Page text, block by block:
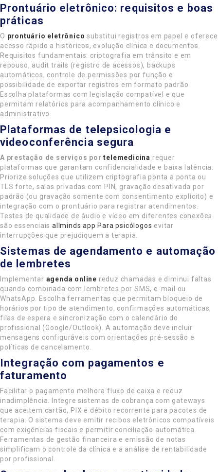
Prontuário eletrônico: requisitos e boas
práticas
O prontuário eletrônico substitui registros em papel e oferece
acesso rápido a históricos, evolução clínica e documentos.
Requisitos fundamentais: criptografia em trânsito e em
repouso, audit trails (registro de acessos), backups
automáticos, controle de permissões por função e
possibilidade de exportar registros em formato padrão.
Escolha plataformas com legislação compatível e que
permitam relatórios para acompanhamento clínico e
administrativo.
Plataformas de telepsicologia e
videoconferência segura
A prestação de serviços por telemedicina requer
plataformas que garantam confidencialidade e baixa latência.
Priorize soluções que utilizem criptografia ponta a ponta ou
TLS forte, salas privadas com PIN, gravação desativada por
padrão (ou gravação somente com consentimento explícito) e
integração com o prontuário para registrar atendimentos.
Testes de qualidade de áudio e vídeo em diferentes conexões
são essenciaisallminds app Para psicólogos evitar
interrupções que prejudiquem a terapia.
Sistemas de agendamento e automação
de lembretes
Implementar agenda online reduz chamadas e diminui faltas
quando combinada com lembretes por SMS, e-mail ou
WhatsApp. Escolha ferramentas que permitam bloqueio de
horários por tipo de atendimento, confirmações automáticas,
filas de espera e sincronização com o calendário do
profissional (Google/Outlook). A automação deve incluir
mensagens configuráveis com orientações pré-sessão e
políticas de cancelamento.
Integração com pagamentos e
faturamento
Facilitar o pagamento melhora fluxo de caixa e reduz
inadimplência. Integre sistemas de cobrança com gateways
que aceitem cartão, PIX e débito recorrente para pacotes de
terapia. O sistema deve emitir recibos eletrônicos compatíveis
com exigências fiscais e permitir conciliação automática.
Ferramentas de gestão financeira e emissão de notas
simplificam o controle da clínica e a análise de rentabilidade
por profissional.